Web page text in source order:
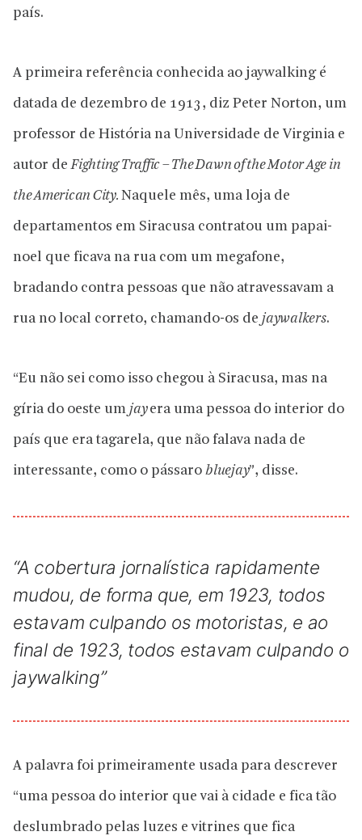
país.
A primeira referência conhecida ao jaywalking é
datada de dezembro de 1913, diz Peter Norton, um
professor de História na Universidade de Virginia e
autor deFighting Traffic – The Dawn of the Motor Age in
the American City.Naquele mês, uma loja de
departamentos em Siracusa contratou um papai-
noel que ficava na rua com um megafone,
bradando contra pessoas que não atravessavam a
rua no local correto, chamando-os de jaywalkers.
“Eu não sei como isso chegou à Siracusa, mas na
gíria do oeste um jayera uma pessoa do interior do
país que era tagarela, que não falava nada de
interessante, como o pássaro bluejay”, disse.
“A cobertura jornalística rapidamente
mudou, de forma que, em 1923, todos
estavam culpando os motoristas, e ao
final de 1923, todos estavam culpando o
jaywalking”
A palavra foi primeiramente usada para descrever
“uma pessoa do interior que vai à cidade e fica tão
deslumbrado pelas luzes e vitrines que fica